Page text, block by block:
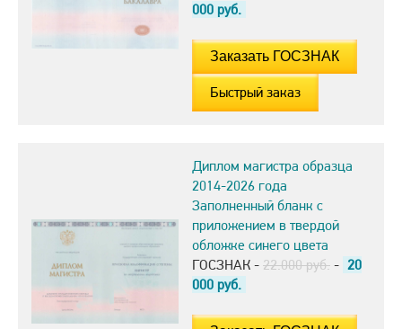
000 руб.
Быстрый заказ
Диплом магистра образца
2014-2026 года
Заполненный бланк с
приложением в твердой
обложке синего цвета
ГОСЗНАК - 22.000 руб. - 20
000 руб.